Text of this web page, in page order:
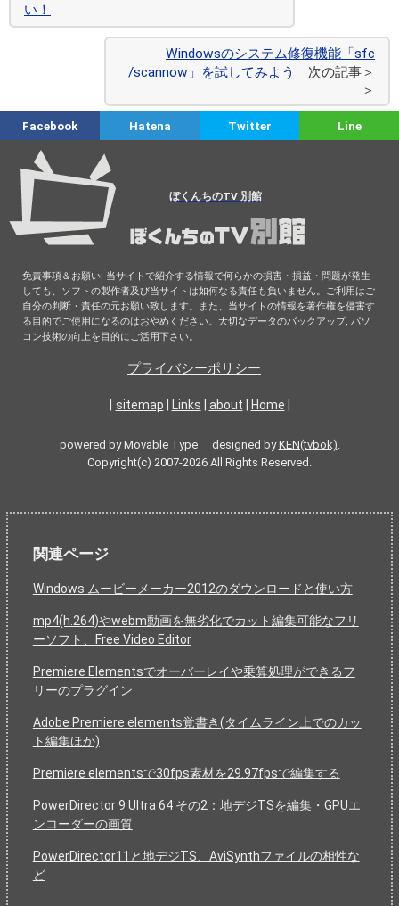
い！
Windowsのシステム修復機能「sfc
/scannow」を試してみよう
次の記事＞
＞
Facebook Hatena Twitter Line
ぼくんちのTV 別館
免責事項＆お願い: 当サイトで紹介する情報で何らかの損害・損益・問題が発生
しても、ソフトの製作者及び当サイトは如何なる責任も負いません。ご利用はご
自分の判断・責任の元お願い致します。また、当サイトの情報を著作権を侵害す
る目的でご使用になるのはおやめください。大切なデータのバックアップ, パソ
コン技術の向上を目的にご活用下さい。
プライバシーポリシー
sitemap Links about Home
powered by Movable Type designed byKEN(tvbok)
Copyright(c) 2007-2026 All Rights Reserved.
関連ページ
Windows ムービーメーカー2012のダウンロードと使い方
mp4(h.264)やwebm動画を無劣化でカット編集可能なフリ
ーソフト、Free Video Editor
Premiere Elementsでオーバーレイや乗算処理ができるフ
リーのプラグイン
Adobe Premiere elements覚書き(タイムライン上でのカッ
ト編集ほか)
Premiere elementsで30fps素材を29.97fpsで編集する
PowerDirector 9 Ultra 64 その2：地デジTSを編集・GPUエ
ンコーダーの画質
PowerDirector11と地デジTS、AviSynthファイルの相性な
ど